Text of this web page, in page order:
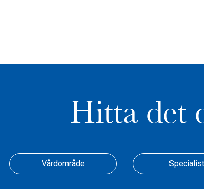
Hitta det
Vårdområde Specialist